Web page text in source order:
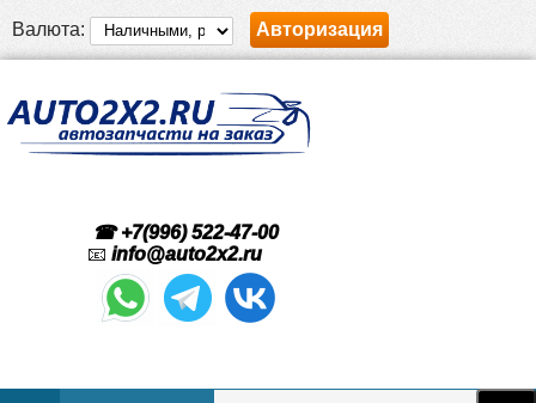
Валюта: Авторизация
☎ +7(996) 522-47-00
📧 info@auto2x2.ru